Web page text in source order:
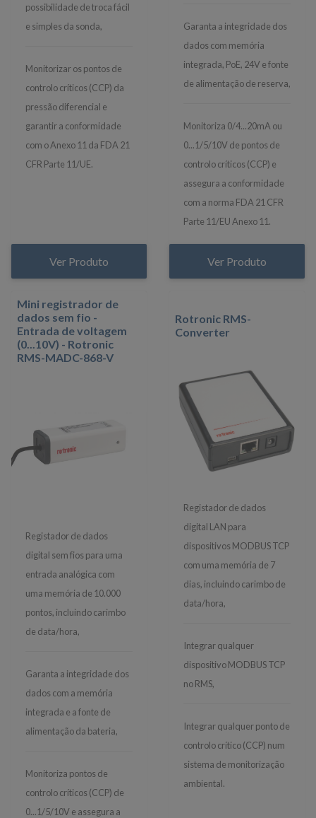
possibilidade de troca fácil
e simples da sonda,
Monitorizar os pontos de
controlo críticos (CCP) da
pressão diferencial e
garantir a conformidade
com o Anexo 11 da FDA 21
CFR Parte 11/UE.
Ver Produto
Garanta a integridade dos
dados com memória
integrada, PoE, 24V e fonte
de alimentação de reserva,
Monitoriza 0/4...20mA ou
0...1/5/10V de pontos de
controlo críticos (CCP) e
assegura a conformidade
com a norma FDA 21 CFR
Parte 11/EU Anexo 11.
Ver Produto
Mini registrador de
dados sem fio -
Entrada de voltagem
(0...10V) - Rotronic
RMS-MADC-868-V
Registador de dados
digital sem fios para uma
entrada analógica com
uma memória de 10.000
pontos, incluindo carimbo
de data/hora,
Garanta a integridade dos
dados com a memória
integrada e a fonte de
alimentação da bateria,
Monitoriza pontos de
controlo críticos (CCP) de
0...1/5/10V e assegura a
Rotronic RMS-
Converter
Registador de dados
digital LAN para
dispositivos MODBUS TCP
com uma memória de 7
dias, incluindo carimbo de
data/hora,
Integrar qualquer
dispositivo MODBUS TCP
no RMS,
Integrar qualquer ponto de
controlo crítico (CCP) num
sistema de monitorização
ambiental.